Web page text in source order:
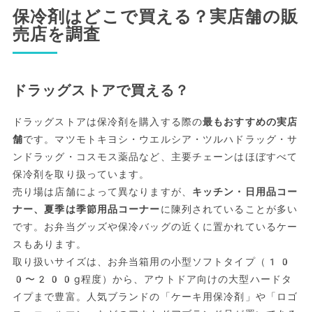
保冷剤はどこで買える？実店舗の販
売店を調査
ドラッグストアで買える？
ドラッグストアは保冷剤を購入する際の最もおすすめの実店
舗です。マツモトキヨシ・ウエルシア・ツルハドラッグ・サ
ンドラッグ・コスモス薬品など、主要チェーンはほぼすべて
保冷剤を取り扱っています。
売り場は店舗によって異なりますが、 キッチン・日用品コー
ナー、夏季は季節用品コーナーに陳列されていることが多い
です。お弁当グッズや保冷バッグの近くに置かれているケー
スもあります。
取り扱いサイズは、お弁当箱用の小型ソフトタイプ（10
0〜200g程度）から、アウトドア向けの大型ハードタ
イプまで豊富。人気ブランドの「ケーキ用保冷剤」や「ロゴ